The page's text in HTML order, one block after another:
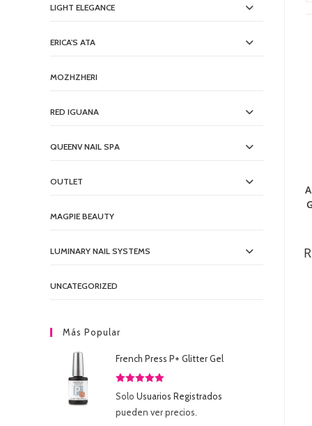
LIGHT ELEGANCE
ERICA'S ATA
MOZHZHERI
RED IGUANA
QUEENV NAIL SPA
OUTLET
MAGPIE BEAUTY
LUMINARY NAIL SYSTEMS
UNCATEGORIZED
Más Popular
French Press P+ Glitter Gel
Valorado
5.00
5
Solo Usuarios Registrados
pueden ver precios.